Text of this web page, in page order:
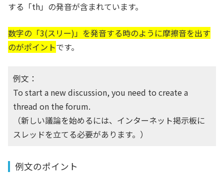
する「th」の発音が含まれています。
数字の「3(スリー)」を発音する時のように摩擦音を出す
のがポイントです。
例文：
To start a new discussion, you need to create a
thread on the forum.
（新しい議論を始めるには、インターネット掲示板に
スレッドを立てる必要があります。）
例文のポイント